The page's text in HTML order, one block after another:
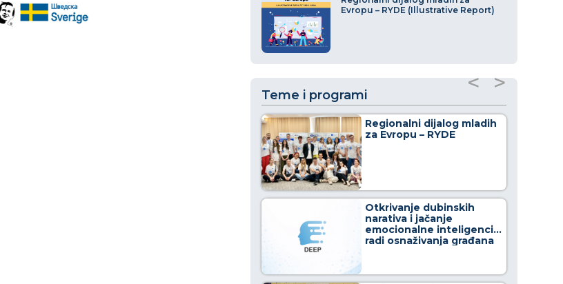
Evropu – RYDE (Illustrative Report)
Teme i programi
Regionalni dijalog mladih
za Evropu – RYDE
Otkrivanje dubinskih
narativa i jačanje
emocionalne inteligencije
radi osnaživanja građana
< >